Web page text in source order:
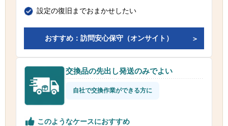
設定の復旧までおまかせしたい
おすすめ：訪問安心保守（オンサイト）
交換品の先出し発送のみでよい
自社で交換作業ができる方に
このようなケースにおすすめ